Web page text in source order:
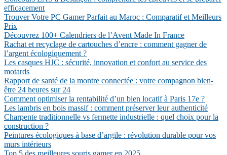
efficacement
Trouver Votre PC Gamer Parfait au Maroc : Comparatif et Meilleurs
Prix
Découvrez 100+ Calendriers de l’Avent Made In France
Rachat et recyclage de cartouches d’encre : comment gagner de
l’argent écologiquement ?
Les casques HJC : sécurité, innovation et confort au service des
motards
Rapport de santé de la montre connectée : votre compagnon bien-
être 24 heures sur 24
Comment optimiser la rentabilité d’un bien locatif à Paris 17e ?
Les lambris en bois massif : comment préserver leur authenticité
Charpente traditionnelle vs fermette industrielle : quel choix pour la
construction ?
Peintures écologiques à base d’argile : révolution durable pour vos
murs intérieurs
Top 5 des meilleures souris gamer en 2025